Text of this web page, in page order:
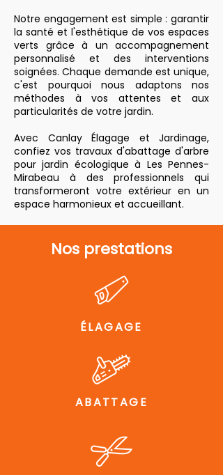
Notre engagement est simple : garantir
la santé et l'esthétique de vos espaces
verts grâce à un accompagnement
personnalisé et des interventions
soignées. Chaque demande est unique,
c'est pourquoi nous adaptons nos
méthodes à vos attentes et aux
particularités de votre jardin.
Avec Canlay Élagage et Jardinage,
confiez vos travaux d'abattage d'arbre
pour jardin écologique à Les Pennes-
Mirabeau à des professionnels qui
transformeront votre extérieur en un
espace harmonieux et accueillant.
Nos prestations
ÉLAGAGE
ABATTAGE